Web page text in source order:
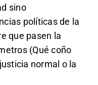
sino
políticas de la
que pasen la
(Qué coño
normal o la